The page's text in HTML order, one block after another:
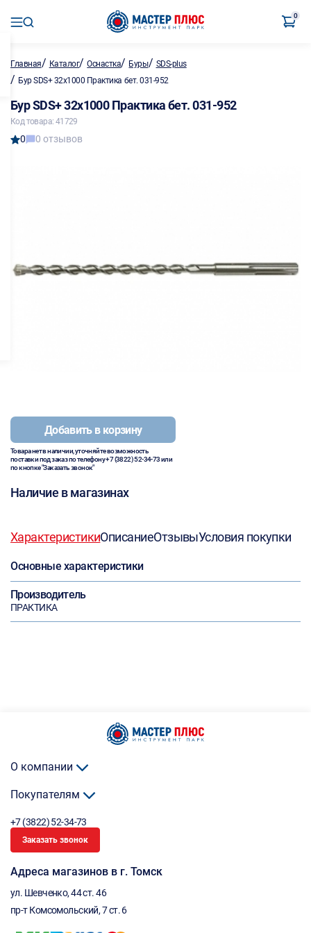
0
Главная/ Каталог/Оснастка/ Буры/ SDS-plus
/ Бур SDS+ 32х1000 Практика бет. 031-952
Бур SDS+ 32х1000 Практика бет. 031-952
Код товара: 41729
0 0 отзывов
Добавить в корзину
Товара нет в наличии, уточняйте возможность
поставки под заказ по телефону+7 (3822) 52-34-73или
по кнопке "Заказать звонок"
Наличие в магазинах
ХарактеристикиОписаниеОтзывыУсловия покупки
Основные характеристики
Производитель
ПРАКТИКА
О компании
Покупателям
+7 (3822) 52-34-73
Заказать звонок
Адреса магазинов в г. Томск
ул. Шевченко, 44 ст. 46
пр-т Комсомольский, 7 ст. 6